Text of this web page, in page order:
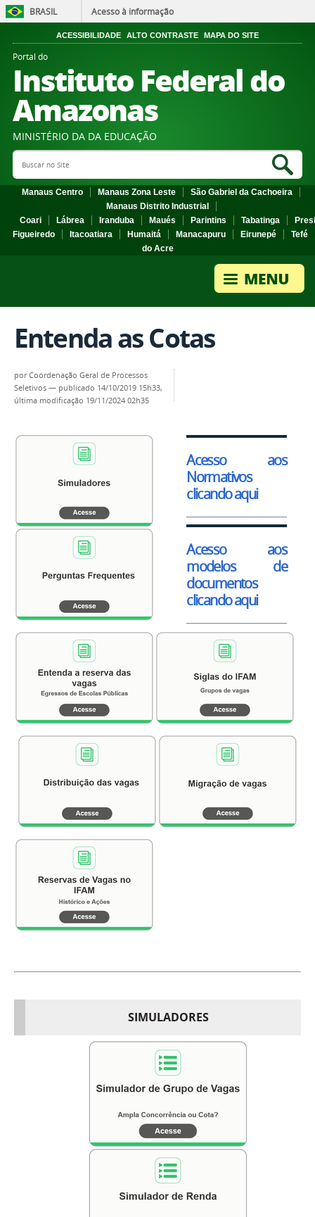
BRASIL Acesso à informação
ACESSIBILIDADE ALTO CONTRASTE MAPA DO SITE
Portal do
Instituto Federal do
Amazonas
MINISTÉRIO DA DA EDUCAÇÃO
Search Site
Manaus Centro Manaus Zona Leste
São Gabriel da Cachoeira
Manaus Distrito Industrial
Coari
Lábrea Iranduba Maués Parintins Tabatinga
Figueiredo
Itacoatiara Humaitá Manacapuru Eirunepé
Tefé
do Acre
Entenda as Cotas
porCoordenação Geral de Processos
Seletivos — publicado 14/10/2019 15h33,
última modificação 19/11/2024 02h35
Acesso aos
Normativos
clicando aqui
Acesso aos
modelos de
documentos
clicando aqui
SIMULADORES